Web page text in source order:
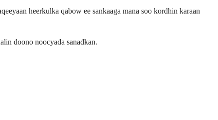
heerkulka qabow ee sankaaga mana soo kordhin karaan
doono noocyada sanadkan.